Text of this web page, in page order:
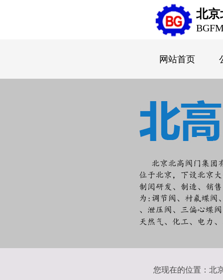
网站首页
北京
您现在的位置： 北